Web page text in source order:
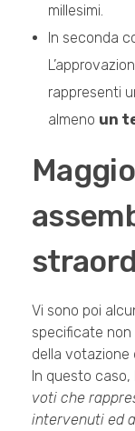
millesimi.
In seconda
rappresenti
almeno un
Vi sono poi
specificate non
della votazione
In questo caso,
voti che
intervenuti ed